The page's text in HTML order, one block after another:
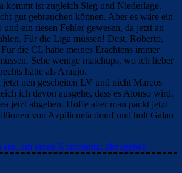
kommt ist zugleich Sieg und Niederlage.
gut gebrauchen können. Aber es wäre ein
und ein riesen Fehler gewesen, da jetzt an
Für die Liga müssen! Dest, Roberto,
die CL hätte meines Erachtens immer
Sehe wenige matchups, wo ich lieber
hätte als Araujo.
nen gescheiten LV und nicht Marcos
ich davon ausgehe, dass es Alonso wird.
jetzt abgeben. Hoffe aber man packt jetzt
von Azpilicueta drauf und holt Galan
um einen Kommentar abzugeben